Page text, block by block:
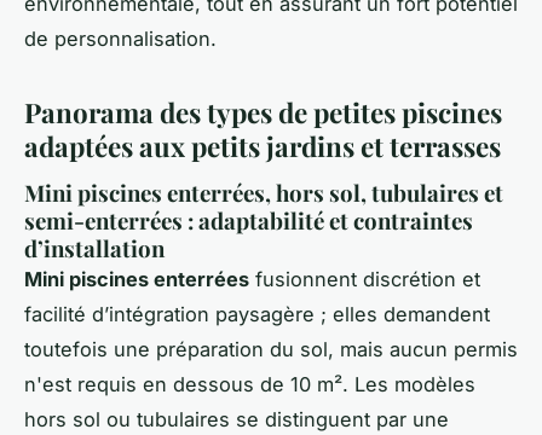
de personnalisation.
Panorama des types de petites piscines
adaptées aux petits jardins et terrasses
Mini piscines enterrées, hors sol, tubulaires et
semi-enterrées : adaptabilité et contraintes
d’installation
Mini piscines enterrées fusionnent discrétion et
facilité d’intégration paysagère ; elles demandent
toutefois une préparation du sol, mais aucun permis
n'est requis en dessous de 10 m². Les modèles
hors sol ou tubulaires se distinguent par une